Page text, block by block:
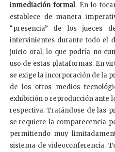
inmediación formal. En lo
establece de manera
“presencia” de los jueces
intervinientes durante todo el
juicio oral, lo que podría no
uso de estas plataformas. En
se exige la incorporación de la
de los otros medios
exhibición o reproducción ante
respectiva. Tratándose de las
se requiere la comparecencia
permitiendo muy
sistema de videoconferencia.